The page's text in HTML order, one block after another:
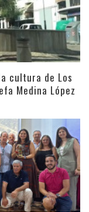
cultura de Los
Medina López